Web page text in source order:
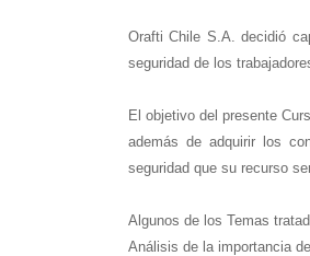
Orafti Chile S.A. decidió
seguridad de los
El objetivo del presente
además de adquirir los
seguridad que su recurso
Algunos de los Temas
Análisis de la importancia